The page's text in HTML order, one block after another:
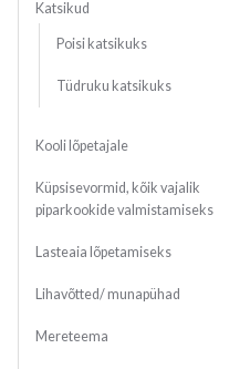
Katsikud
Poisi katsikuks
Tüdruku katsikuks
Kooli lõpetajale
Küpsisevormid, kõik vajalik
piparkookide valmistamiseks
Lasteaia lõpetamiseks
Lihavõtted/ munapühad
Mereteema